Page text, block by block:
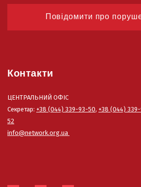
Повідомити про
Контакти
ЦЕНТРАЛЬНИЙ ОФІС
Секретар: +38 (044) 339-93-50, +38 (044) 339-
52
info@network.org.ua